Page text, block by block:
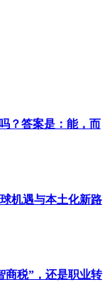
？答案是：能，而
机遇与本土化新路
商税”，还是职业转